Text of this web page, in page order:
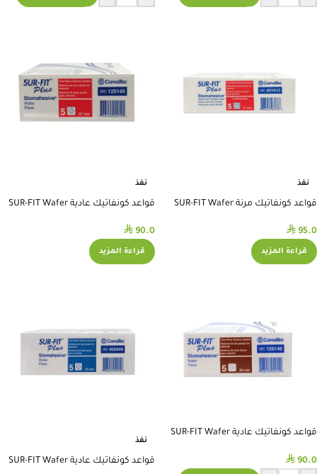
نفذ
قواعد كونفاتيك مرنة SUR-FIT Wafer
⃁ 95.0
قراءة المزيد
نفذ
قواعد كونفاتيك عادية SUR-FIT Wafer
⃁ 90.0
قراءة المزيد
قواعد كونفاتيك عادية SUR-FIT Wafer
⃁ 90.0
نفذ
قواعد كونفاتيك عادية SUR-FIT Wafer